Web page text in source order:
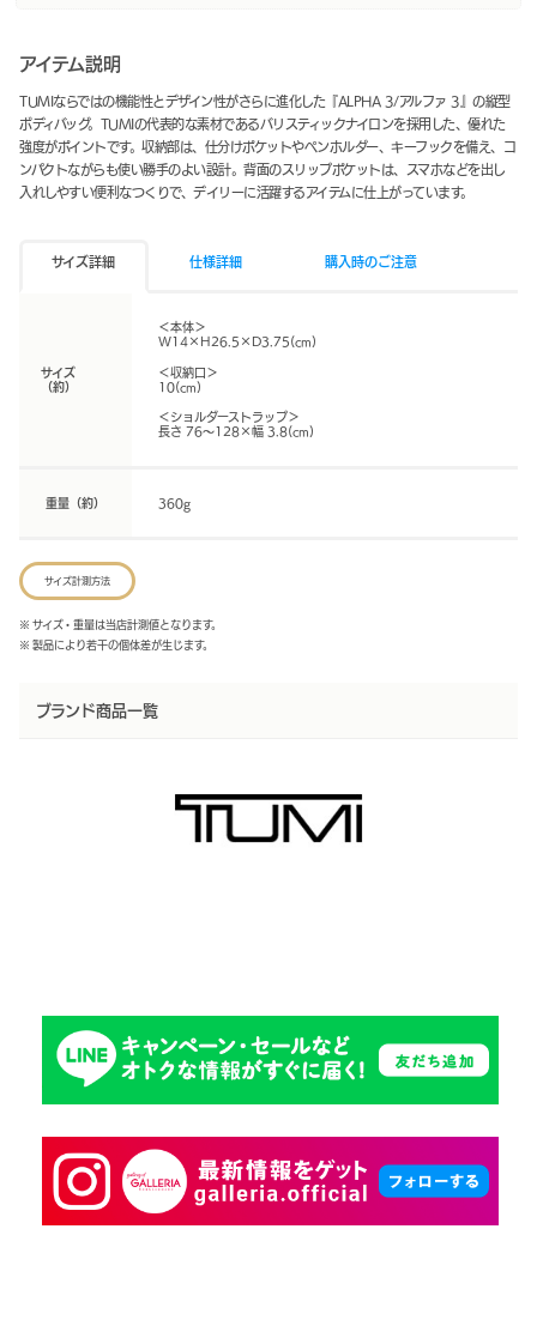
アイテム説明
TUMIならではの機能性とデザイン性がさらに進化した『ALPHA 3/アルファ 3』の縦型
ボディバッグ。TUMIの代表的な素材であるバリスティックナイロンを採用した、優れた
強度がポイントです。収納部は、仕分けポケットやペンホルダー、キーフックを備え、コ
ンパクトながらも使い勝手のよい設計。背面のスリップポケットは、スマホなどを出し
入れしやすい便利なつくりで、デイリーに活躍するアイテムに仕上がっています。
サイズ詳細 仕様詳細 購入時のご注意
サイズ
（約）
＜本体＞
W14×H26.5×D3.75(cm)
＜収納口＞
10(cm)
＜ショルダーストラップ＞
長さ 76～128×幅 3.8(cm)
重量（約） 360g
サイズ計測方法
※ サイズ・重量は当店計測値となります。
※ 製品により若干の個体差が生じます。
ブランド商品一覧